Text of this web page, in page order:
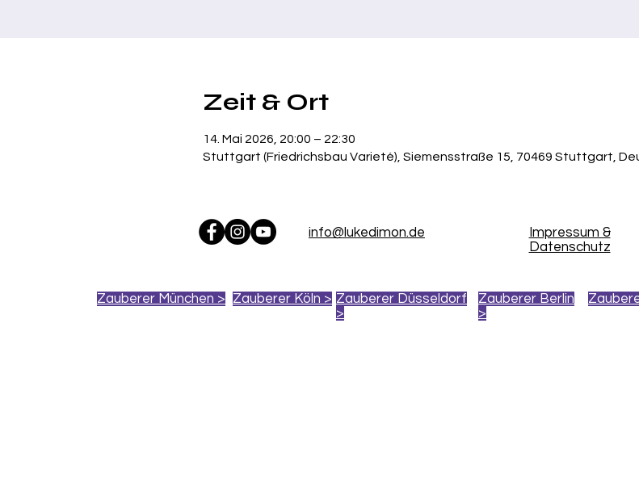
Zeit & Ort
14. Mai 2026, 20:00 – 22:30
Stuttgart (Friedrichsbau Varieté), Siemensstraße 15, 70469 Stuttgart,
info@lukedimon.de
Zauberer München > Zauberer Köln > Zauberer Düsseldorf
>
Impressum &
Datenschutz
Zauberer Berlin
>